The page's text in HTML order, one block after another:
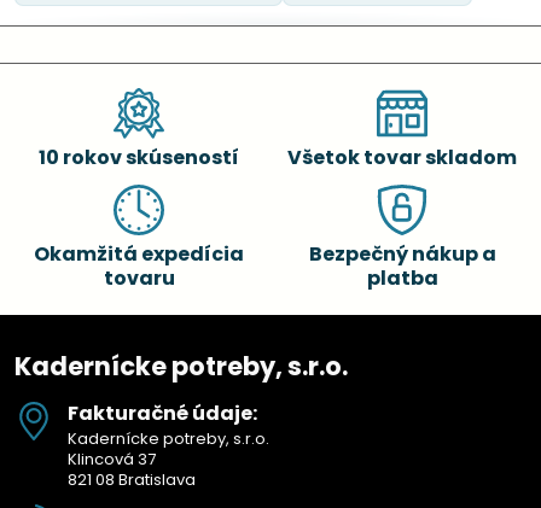
10 rokov skúseností Všetok tovar skladom
Okamžitá expedícia
tovaru
Bezpečný nákup a
platba
Kadernícke potreby, s.r.o.
Fakturačné údaje:
Kadernícke potreby, s.r.o.
Klincová 37
821 08 Bratislava